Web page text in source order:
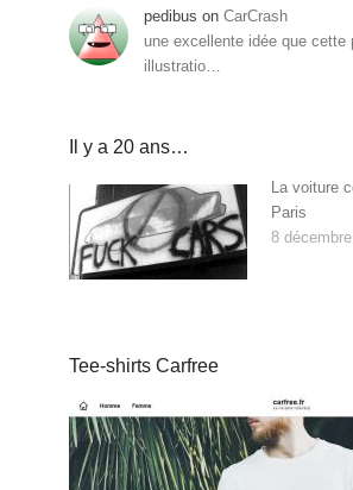
pedibus on CarCrash
une excellente idée que cette
illustratio…
Il y a 20 ans…
La voiture
Paris
8
Tee-shirts Carfree